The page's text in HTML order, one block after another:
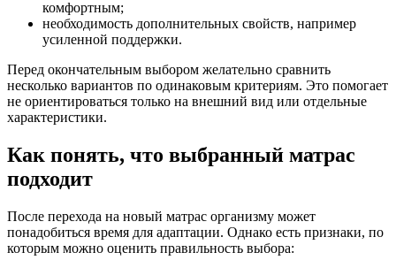
комфортным;
необходимость дополнительных свойств, например
усиленной поддержки.
Перед окончательным выбором желательно сравнить
несколько вариантов по одинаковым критериям. Это помогает
не ориентироваться только на внешний вид или отдельные
характеристики.
Как понять, что выбранный матрас
подходит
После перехода на новый матрас организму может
понадобиться время для адаптации. Однако есть признаки, по
которым можно оценить правильность выбора: